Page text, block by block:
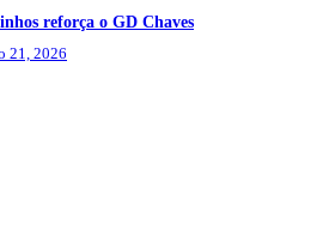
reforça o GD Chaves
21, 2026